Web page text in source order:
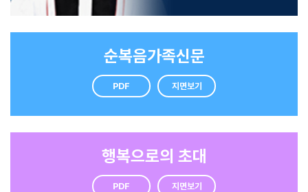
펼쳐질 찬란한 내일이 약속되어 있기에 여러분들 모두는 그 무엇과도 바꿀 수 없는 변
성동 장로(전 국회의원)
코 노년이 아니다. 사회적으로도 장년이라고 한다. 장년이면 아직 역할도 더 많고 스스
로의 역할을 더 만들어내야겠다는 생각이 든다. 혼자 사는 사람은 누구랑 말 할 사람이
없어서 더 외롭다. 무언가를 하나 정해서 배워보는 게 어떨까? 그 일에 큰 의미를 부여
주는 것도 아니지 않는가? ‘혼자서도 잘해요’라는 말은 아이에게만 필요한 게 아니라
로 독립을 해야 한다. 대한 독립 만세가 아니라 ‘나’ 독립 만세를 외쳐야겠다. 김영숙 원
순복음가족신문
PDF 지면보기
행복으로의 초대
PDF 지면보기